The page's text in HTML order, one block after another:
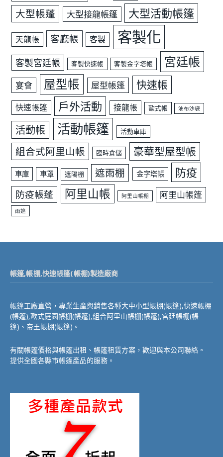
大型帳蓬 大型接龍帳篷 大型活動帳篷
天龍帳 客廳帳 客製 客製化
客製宮廷帳 客製快速帳 客製金字塔帳 宮廷帳
宴會 屋型帳 屋型帳篷 快速帳
快速帳篷 戶外活動 接龍帳 歐式帳 油布沙袋
活動帳 活動帳篷 活動車庫
組合式阿里山帳 臨時倉儲 豪華型屋型帳
車庫 車罩 遮陽棚 遮雨棚 金字塔帳 防疫
防疫帳蓬 阿里山帳 阿里山帳棚 阿里山帳篷
雨遮
帳篷,帳棚,快速帳篷(帳棚)製造廠商
帳篷工廠直營，專業生產與銷售各種大中小型帳棚(帳篷),快速帳棚
(帳篷),歐式庭園帳棚(帳篷),組合阿里山帳棚(帳篷),宮廷帳棚(帳
篷)、帝王帳棚(帳篷)。
有關帳篷價格與帳篷出租、帳篷租賃方案，歡迎與本公司聯絡。
提供全國各縣市帳篷產品的服務。